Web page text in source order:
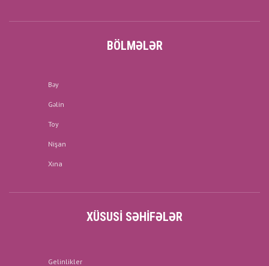
BÖLMƏLƏR
Bəy
Gəlin
Toy
Nişan
Xına
XÜSUSI SƏHIFƏLƏR
Gelinlikler